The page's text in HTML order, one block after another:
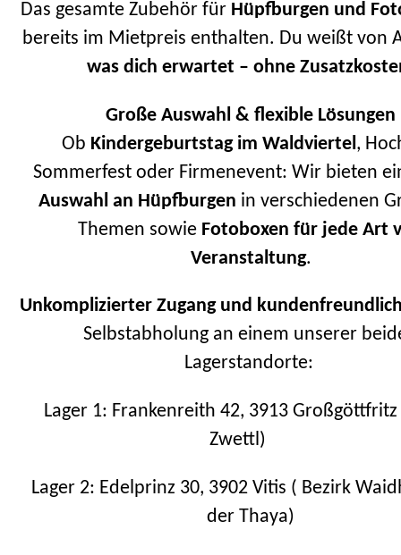
Das gesamte Zubehör für Hüpfburgen und
bereits im Mietpreis enthalten. Du weißt von
was dich erwartet – ohne
Große Auswahl & flexible Lösungen
Ob Kindergeburtstag im Waldviertel ,
Sommerfest oder Firmenevent: Wir bieten
Auswahl an Hüpfburgen in verschiedenen
Themen sowie Fotoboxen für jede Art
Veranstaltung.
Unkomplizierter Zugang und
Selbstabholung an einem unserer
Lagerstandorte:
Lager 1: Frankenreith 42, 3913 Großgöttfritz
Zwettl)
Lager 2: Edelprinz 30, 3902 Vitis ( Bezirk
der Thaya)